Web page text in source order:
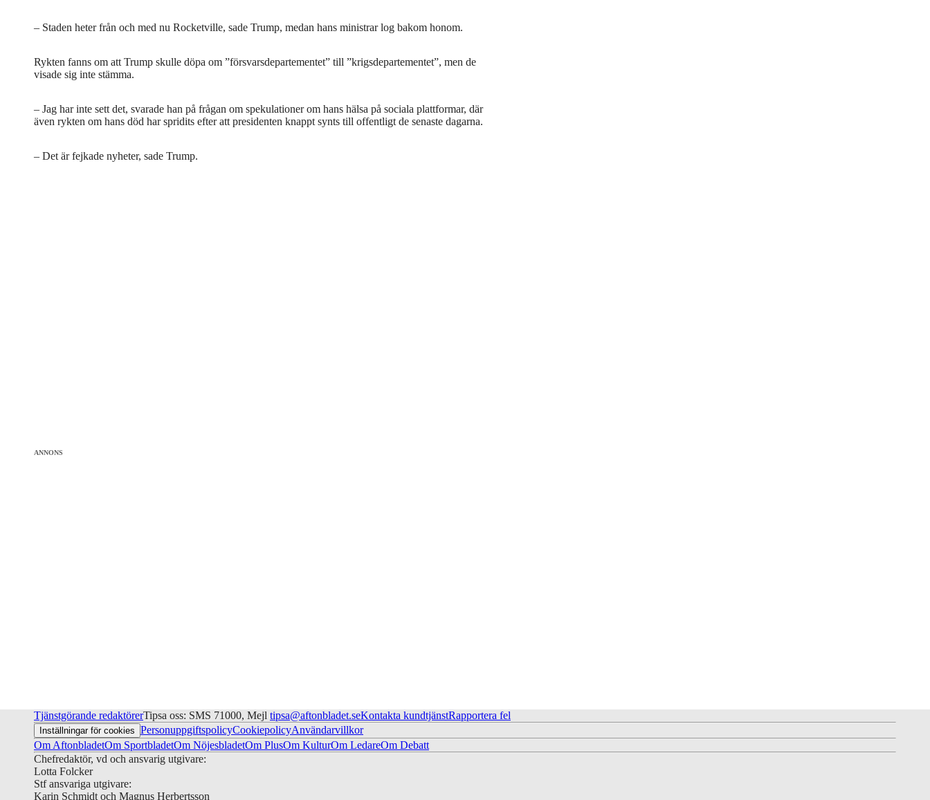
– Staden heter från och med nu Rocketville, sade Trump, medan hans ministrar log bakom honom.
Rykten fanns om att Trump skulle döpa om ”försvarsdepartementet” till ”krigsdepartementet”, men de
visade sig inte stämma.
– Jag har inte sett det, svarade han på frågan om spekulationer om hans hälsa på sociala plattformar, där
även rykten om hans död har spridits efter att presidenten knappt synts till offentligt de senaste dagarna.
– Det är fejkade nyheter, sade Trump.
ANNONS
Tjänstgörande redaktörerTipsa oss: SMS 71000, Mejl tipsa@aftonbladet.seKontakta kundtjänstRapportera fel
Inställningar för cookies PersonuppgiftspolicyCookiepolicyAnvändarvillkor
Om AftonbladetOm SportbladetOm NöjesbladetOm PlusOm KulturOm LedareOm Debatt
Chefredaktör, vd och ansvarig utgivare:
Lotta Folcker
Stf ansvariga utgivare:
Karin Schmidt och Magnus Herbertsson